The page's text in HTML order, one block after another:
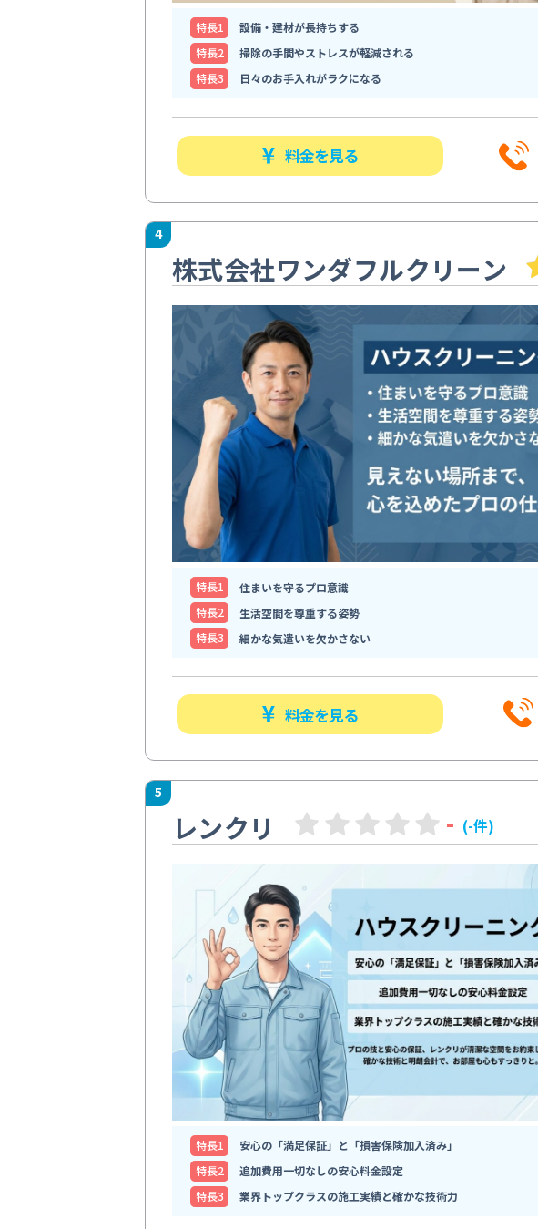
特⻑1
設備・建材が長持ちする
特⻑2
掃除の手間やストレスが軽減される
特⻑3
日々のお手入れがラクになる
料金を見る
4
株式会社ワンダフルクリーン
特⻑1
住まいを守るプロ意識
特⻑2
生活空間を尊重する姿勢
特⻑3
細かな気遣いを欠かさない
料金を見る
5
レンクリ - (-件)
特⻑1
安心の「満足保証」と「損害保険加入済み」
特⻑2
追加費用一切なしの安心料金設定
特⻑3
業界トップクラスの施工実績と確かな技術力